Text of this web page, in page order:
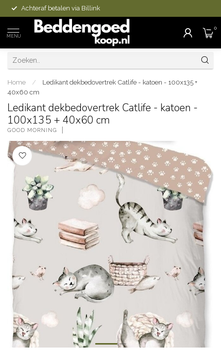
Achteraf betalen via Billink
MENU
0
Home /
Ledikant dekbedovertrek Catlife - katoen - 100x135 +
40x60 cm
Ledikant dekbedovertrek Catlife - katoen -
100x135 + 40x60 cm
GOOD MORNING